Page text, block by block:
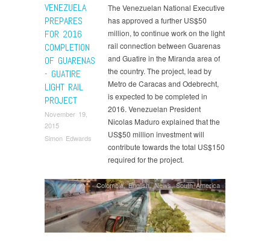
VENEZUELA
PREPARES
FOR 2016
COMPLETION
OF GUARENAS
- GUATIRE
LIGHT RAIL
PROJECT
November 19,
2015
Simon Edwards
The Venezuelan National Executive
has approved a further US$50
million, to continue work on the light
rail connection between Guarenas
and Guatire in the Miranda area of
the country. The project, lead by
Metro de Caracas and Odebrecht,
is expected to be completed in
2016. Venezuelan President
Nicolas Maduro explained that the
US$50 million investment will
contribute towards the total US$150
required for the project.
Colombia,English,News,South America